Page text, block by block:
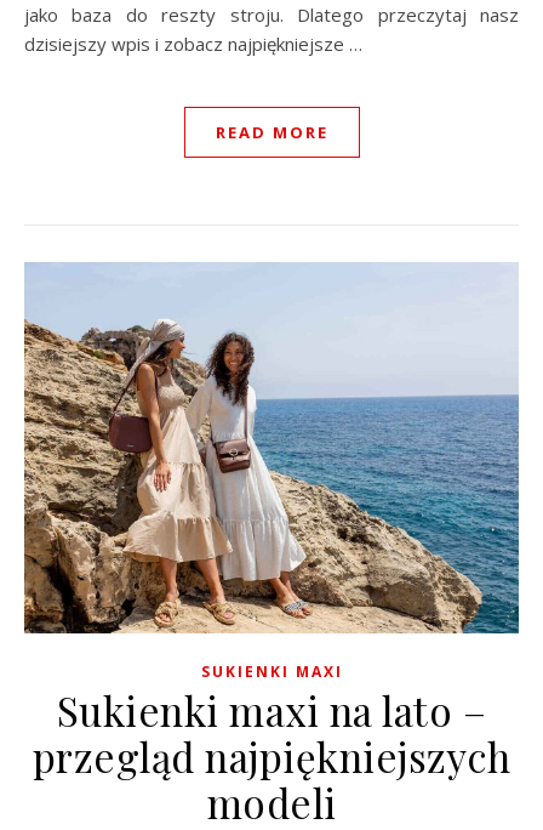
jako baza do reszty stroju. Dlatego przeczytaj nasz
dzisiejszy wpis i zobacz najpiękniejsze …
READ MORE
SUKIENKI MAXI
Sukienki maxi na lato –
przegląd najpiękniejszych
modeli